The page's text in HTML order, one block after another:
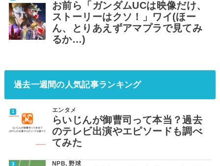
お前ら「ガンダムUCは映像だけ、
ストーリーはクソ！」ワイ(ほー
ん、とりあえずアマプラで見てみ
るか…)
過去一週間の人気記事ランキング
エンタメ
らいじんが御曹司って本当？過去
のテレビ出演やエピソードも調べ
てみた
NPB,野球